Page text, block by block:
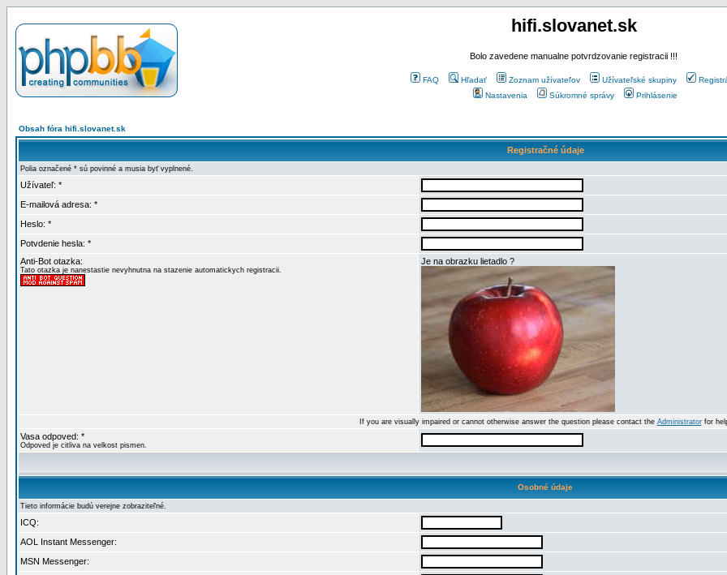
hifi.slovanet.sk
Bolo zavedene manualne potvrdzovanie registracii !!!
FAQ Hľadať Zoznam užívateľov Užívateľské skupiny
Nastavenia
Súkromné správy Prihlásenie
Obsah fóra hifi.slovanet.sk
Registračné údaje
Polia označené * sú povinné a musia byť vyplnené.
Užívateľ: *
E-mailová adresa: *
Heslo: *
Potvdenie hesla: *
Anti-Bot otazka:
Tato otazka je nanestastie nevyhnutna na stazenie automatickych registracii.
Je na obrazku lietadlo ?
If you are visually impaired or cannot otherwise answer the question please contact the Administratorfor
Vasa odpoved: *
Odpoved je citliva na velkost pismen.
Osobné údaje
Tieto informácie budú verejne zobraziteľné.
ICQ:
AOL Instant Messenger:
MSN Messenger: